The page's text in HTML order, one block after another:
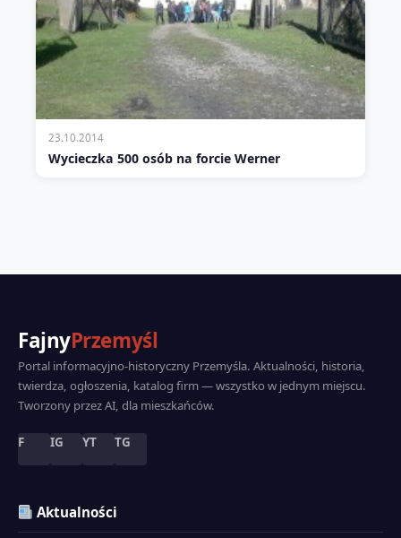
23.10.2014
Wycieczka 500 osób na forcie Werner
FajnyPrzemyśl
Portal informacyjno-historyczny Przemyśla. Aktualności, historia,
twierdza, ogłoszenia, katalog firm — wszystko w jednym miejscu.
Tworzony przez AI, dla mieszkańców.
F IG YT TG
Aktualności